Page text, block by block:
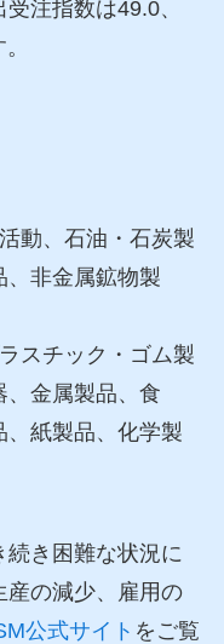
注指数は49.0、
動、石油・石炭製
、非金属鉱物製
スチック・ゴム製
、金属製品、食
、紙製品、化学製
き困難な状況に
産の減少、雇用の
公式サイト をご覧